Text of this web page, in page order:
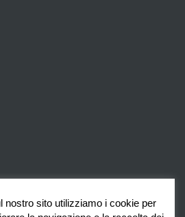
nostro sito utilizziamo i cookie per